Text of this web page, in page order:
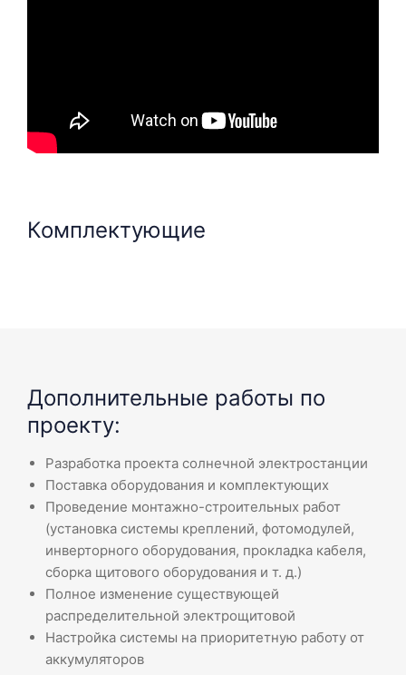
Комплектующие
Дополнительные работы по
проекту:
Разработка проекта солнечной электростанции
Поставка оборудования и комплектующих
Проведение монтажно-строительных работ
(установка системы креплений, фотомодулей,
инверторного оборудования, прокладка кабеля,
сборка щитового оборудования и т. д.)
Полное изменение существующей
распределительной электрощитовой
Настройка системы на приоритетную работу от
аккумуляторов